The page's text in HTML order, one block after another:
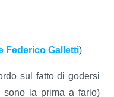
Federico Galletti)
sul fatto di godersi
sono la prima a farlo)